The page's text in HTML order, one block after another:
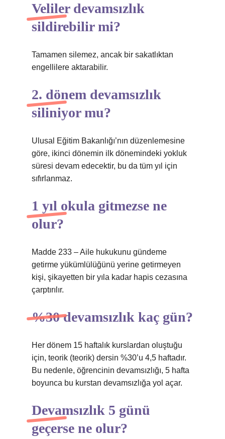
Veliler devamsızlık
sildirebilir mi?
Tamamen silemez, ancak bir sakatlıktan
engellilere aktarabilir.
2. dönem devamsızlık
siliniyor mu?
Ulusal Eğitim Bakanlığı’nın düzenlemesine
göre, ikinci dönemin ilk dönemindeki yokluk
süresi devam edecektir, bu da tüm yıl için
sıfırlanmaz.
1 yıl okula gitmezse ne
olur?
Madde 233 – Aile hukukunu gündeme
getirme yükümlülüğünü yerine getirmeyen
kişi, şikayetten bir yıla kadar hapis cezasına
çarptırılır.
%30 devamsızlık kaç gün?
Her dönem 15 haftalık kurslardan oluştuğu
için, teorik (teorik) dersin %30’u 4,5 haftadır.
Bu nedenle, öğrencinin devamsızlığı, 5 hafta
boyunca bu kurstan devamsızlığa yol açar.
Devamsızlık 5 günü
geçerse ne olur?